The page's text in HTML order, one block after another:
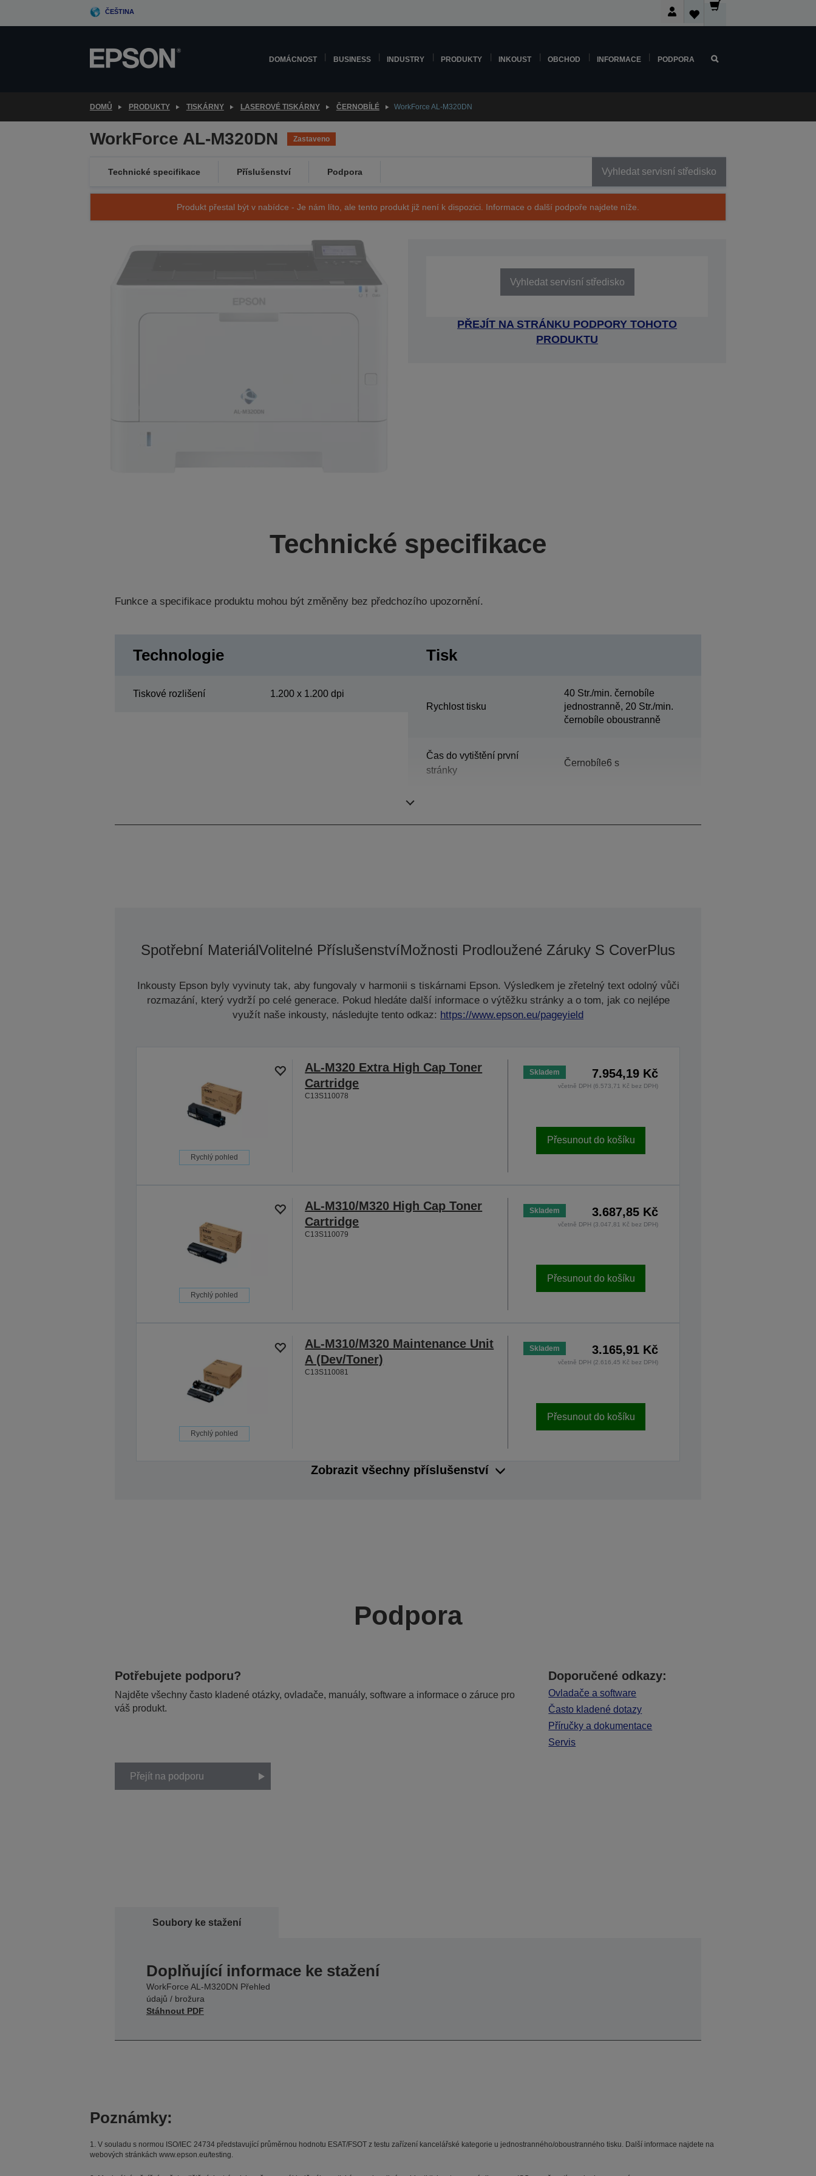
ČEŠTINA
DOMÁCNOST BUSINESS INDUSTRY PRODUKTY INKOUST OBCHOD INFORMACE PODPORA
DOMŮ PRODUKTY TISKÁRNY LASEROVÉ TISKÁRNY ČERNOBÍLÉ WorkForce AL-M320DN
WorkForce AL-M320DN Zastaveno
Technické specifikace Příslušenství Podpora Vyhledat servisní středisko
Produkt přestal být v nabídce - Je nám líto, ale tento produkt již není k dispozici. Informace o další podpoře najdete níže.
Vyhledat servisní středisko
PŘEJÍT NA STRÁNKU PODPORY TOHOTO
PRODUKTU
Technické specifikace
Funkce a specifikace produktu mohou být změněny bez předchozího upozornění.
Technologie
Tiskové rozlišení 1.200 x 1.200 dpi
Tisk
Rychlost tisku
40 Str./min. černobíle
jednostranně, 20 Str./min.
černobíle oboustranně
Čas do vytištění první
stránky
Černobíle6 s
Spotřební MateriálVolitelné PříslušenstvíMožnosti Prodloužené Záruky S CoverPlus
Inkousty Epson byly vyvinuty tak, aby fungovaly v harmonii s tiskárnami Epson. Výsledkem je zřetelný text odolný vůči
rozmazání, který vydrží po celé generace. Pokud hledáte další informace o výtěžku stránky a o tom, jak co nejlépe
využít naše inkousty, následujte tento odkaz: https://www.epson.eu/pageyield
Rychlý pohled
AL-M320 Extra High Cap Toner
Cartridge
C13S110078
Skladem 7.954,19 Kč
včetně DPH (6.573,71 Kč bez DPH)
Přesunout do košíku
Rychlý pohled
AL-M310/M320 High Cap Toner
Cartridge
C13S110079
Skladem 3.687,85 Kč
včetně DPH (3.047,81 Kč bez DPH)
Přesunout do košíku
Rychlý pohled
AL-M310/M320 Maintenance Unit
A (Dev/Toner)
C13S110081
Skladem 3.165,91 Kč
včetně DPH (2.616,45 Kč bez DPH)
Přesunout do košíku
Zobrazit všechny příslušenství
Podpora
Potřebujete podporu?
Najděte všechny často kladené otázky, ovladače, manuály, software a informace o záruce pro
váš produkt.
Doporučené odkazy:
Ovladače a software
Často kladené dotazy
Příručky a dokumentace
Servis
Přejít na podporu
Soubory ke stažení
Doplňující informace ke stažení
WorkForce AL-M320DN Přehled
údajů / brožura
Stáhnout PDF
Poznámky:
1. V souladu s normou ISO/IEC 24734 představující průměrnou hodnotu ESAT/FSOT z testu zařízení kancelářské kategorie u jednostranného/oboustranného tisku. Další informace najdete na
webových stránkách www.epson.eu/testing.